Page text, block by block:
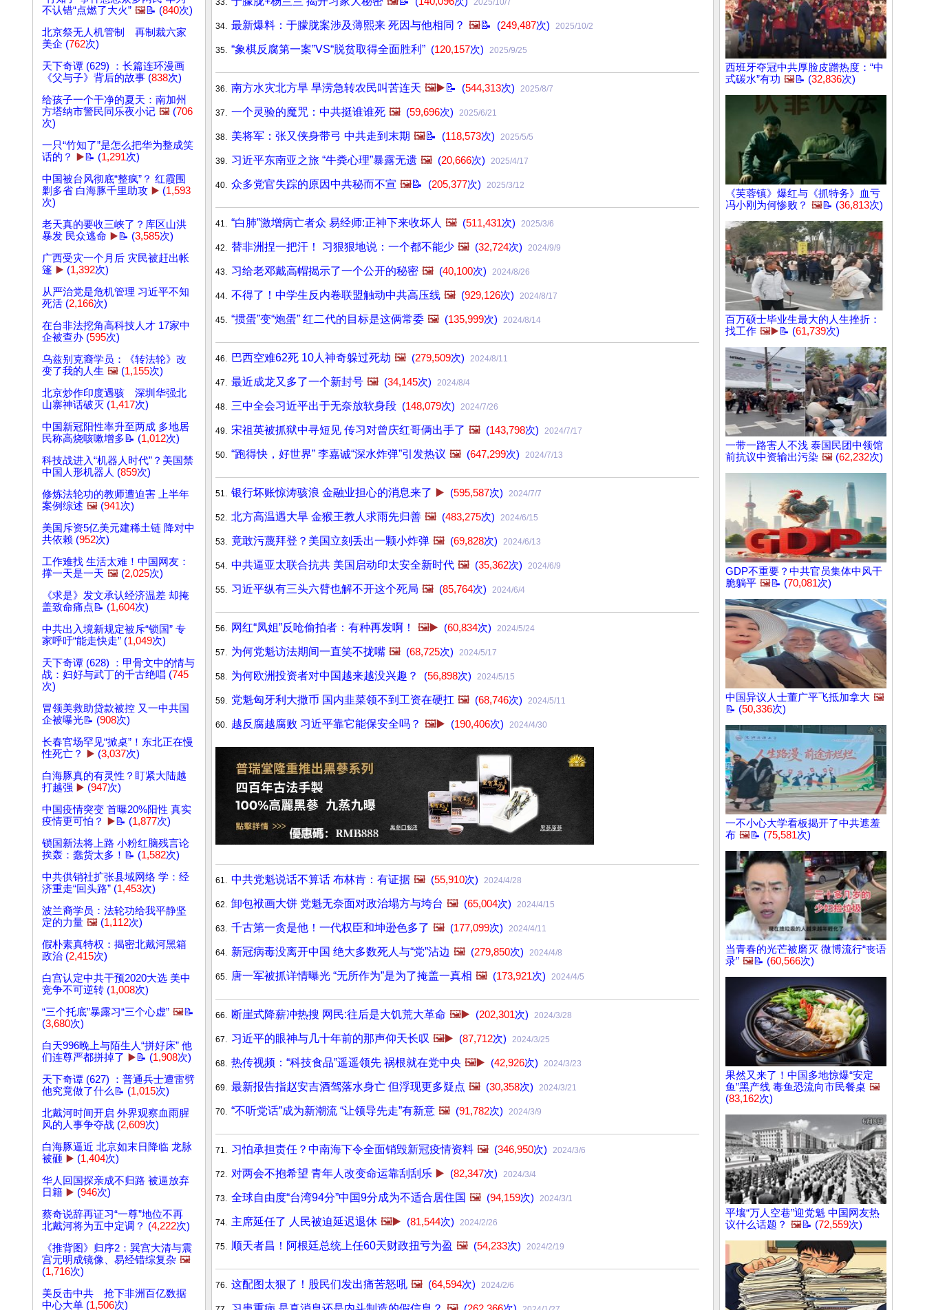
不认错“点燃了大火” 🖼️📝 (840次)
北京祭无人机管制 再制裁六家
美企 (762次)
天下奇谭 (629) ：长篇连环漫画
《父与子》背后的故事 (838次)
给孩子一个干净的夏天：南加州
方塔纳市警民同乐夜小记 🖼️ (706
次)
一只“竹知了”是怎么把华为整成笑
话的？
▶️📝 (1,291次)
中国被台风彻底“整疯”？ 红霞围
剿多省 白海豚千里助攻 ▶️ (1,593
次)
老天真的要收三峡了？库区山洪
暴发 民众逃命 ▶️📝 (3,585次)
广西受灾一个月后 灾民被赶出帐
篷 ▶️ (1,392次)
从严治党是危机管理 习近平不知
死活 (2,166次)
在台非法挖角高科技人才 17家中
企被查办 (595次)
乌兹别克裔学员：《转法轮》改
变了我的人生 🖼️ (1,155次)
北京炒作印度遇骇 深圳华强北
山寨神话破灭 (1,417次)
中国新冠阳性率升至两成 多地居
民称高烧咳嗽增多📝 (1,012次)
科技战进入“机器人时代”？美国禁
中国人形机器人 (859次)
修炼法轮功的教师遭迫害 上半年
案例综述 🖼️ (941次)
美国斥资5亿美元建稀土链 降对中
共依赖 (952次)
工作难找 生活太难！中国网友：
撑一天是一天 🖼️ (2,025次)
《求是》发文承认经济温差 却掩
盖致命痛点📝 (1,604次)
中共出入境新规定被斥“锁国” 专
家呼吁“能走快走” (1,049次)
天下奇谭 (628) ：甲骨文中的情与
战：妇好与武丁的千古绝唱 (745
次)
冒领美救助贷款被控 又一中共国
企被曝光📝 (908次)
长春官场罕见“掀桌”！东北正在慢
性死亡？
▶️ (3,037次)
白海豚真的有灵性？盯紧大陆越
打越强 ▶️ (947次)
中国疫情突变 首曝20%阳性 真实
疫情更可怕？
▶️📝 (1,877次)
锁国新法将上路 小粉红脑残言论
挨轰：蠢货太多！📝 (1,582次)
中共供销社扩张县域网络 学：经
济重走“回头路” (1,453次)
波兰裔学员：法轮功给我平静坚
定的力量 🖼️ (1,112次)
假朴素真特权：揭密北戴河黑箱
政治 (2,415次)
白宫认定中共干预2020大选 美中
竞争不可逆转 (1,008次)
“三个托底”暴露习“三个心虚” 🖼️📝
(3,680次)
白天996晚上与陌生人“拼好床” 他
们连尊严都拼掉了 ▶️📝 (1,908次)
天下奇谭 (627) ：普通兵士遭雷劈
他究竟做了什么📝 (1,015次)
北戴河时间开启 外界观察血雨腥
风的人事争夺战 (2,609次)
白海豚逼近 北京如末日降临 龙脉
被砸 ▶️ (1,404次)
华人回国探亲成不归路 被逼放弃
日籍 ▶️ (946次)
蔡奇说辞再证习“一尊”地位不再
北戴河将为五中定调？ (4,222次)
《推背图》归序2：巽宫大清与震
宫元明成镜像、易经错综复杂 🖼️
(1,716次)
美反击中共 抢下非洲百亿数据
中心大单 (1,506次)
34. 最新爆料：于朦胧案涉及薄熙来 死因与他相同？ 🖼️📝 (249,487次) 2025/10/2
35. “象棋反腐第一案”VS“脱贫取得全面胜利” (120,157次) 2025/9/25
36. 南方水灾北方旱 旱涝急转农民叫苦连天 🖼️▶️ 📝 (544,313次) 2025/8/7
37. 一个灵验的魔咒：中共挺谁谁死 🖼️ (59,696次) 2025/6/21
38. 美将军：张又侠身带弓 中共走到末期 🖼️📝 (118,573次) 2025/5/5
39. 习近平东南亚之旅 “牛粪心理”暴露无遗 🖼️ (20,666次) 2025/4/17
40. 众多党官失踪的原因中共秘而不宣 🖼️📝 (205,377次) 2025/3/12
41. “白肺”激增病亡者众 易经师:正神下来收坏人 🖼️ (511,431次) 2025/3/6
42. 替非洲捏一把汗！ 习狠狠地说：一个都不能少 🖼️ (32,724次) 2024/9/9
43. 习给老邓戴高帽揭示了一个公开的秘密 🖼️ (40,100次) 2024/8/26
44. 不得了！中学生反内卷联盟触动中共高压线 🖼️ (929,126次) 2024/8/17
45. “掼蛋”变“炮蛋” 红二代的目标是这俩常委 🖼️ (135,999次) 2024/8/14
46. 巴西空难62死 10人神奇躲过死劫 🖼️ (279,509次) 2024/8/11
47. 最近成龙又多了一个新封号 🖼️ (34,145次) 2024/8/4
48. 三中全会习近平出于无奈放软身段 (148,079次) 2024/7/26
49. 宋祖英被抓狱中寻短见 传习对曾庆红哥俩出手了 🖼️ (143,798次) 2024/7/17
50. “跑得快，好世界” 李嘉诚“深水炸弹”引发热议 🖼️ (647,299次) 2024/7/13
51. 银行坏账惊涛骇浪 金融业担心的消息来了 ▶️ (595,587次) 2024/7/7
52. 北方高温遇大旱 金猴王教人求雨先归善 🖼️ (483,275次) 2024/6/15
53. 竟敢污蔑拜登？美国立刻丢出一颗小炸弹 🖼️ (69,828次) 2024/6/13
54. 中共逼亚太联合抗共 美国启动印太安全新时代 🖼️ (35,362次) 2024/6/9
55. 习近平纵有三头六臂也解不开这个死局 🖼️ (85,764次) 2024/6/4
56. 网红“凤姐”反呛偷拍者：有种再发啊！ 🖼️▶️ (60,834次) 2024/5/24
57. 为何党魁访法期间一直笑不拢嘴 🖼️ (68,725次) 2024/5/17
58. 为何欧洲投资者对中国越来越没兴趣？ (56,898次) 2024/5/15
59. 党魁匈牙利大撒币 国内韭菜领不到工资在硬扛 🖼️ (68,746次) 2024/5/11
60. 越反腐越腐败 习近平靠它能保安全吗？ 🖼️▶️ (190,406次) 2024/4/30
61. 中共党魁说话不算话 布林肯：有证据 🖼️ (55,910次) 2024/4/28
62. 卸包袱画大饼 党魁无奈面对政治塌方与垮台 🖼️ (65,004次) 2024/4/15
63. 千古第一贪是他！一代权臣和坤逊色多了 🖼️ (177,099次) 2024/4/11
64. 新冠病毒没离开中国 绝大多数死人与“党”沾边 🖼️ (279,850次) 2024/4/8
65. 唐一军被抓详情曝光 “无所作为”是为了掩盖一真相 🖼️ (173,921次) 2024/4/5
66. 断崖式降薪冲热搜 网民:往后是大饥荒大革命 🖼️▶️ (202,301次) 2024/3/28
67. 习近平的眼神与几十年前的那声仰天长叹 🖼️▶️ (87,712次) 2024/3/25
68. 热传视频：“科技食品”遥遥领先 祸根就在党中央 🖼️▶️ (42,926次) 2024/3/23
69. 最新报告指赵安吉酒驾落水身亡 但浮现更多疑点 🖼️ (30,358次) 2024/3/21
70. “不听党话”成为新潮流 “让领导先走”有新意 🖼️ (91,782次) 2024/3/9
71. 习怕承担责任？中南海下令全面销毁新冠疫情资料 🖼️ (346,950次) 2024/3/6
72. 对两会不抱希望 青年人改变命运靠刮刮乐 ▶️ (82,347次) 2024/3/4
73. 全球自由度“台湾94分”中国9分成为不适合居住国 🖼️ (94,159次) 2024/3/1
74. 主席延任了 人民被迫延迟退休 🖼️▶️ (81,544次) 2024/2/26
75. 顺天者昌！阿根廷总统上任60天财政扭亏为盈 🖼️ (54,233次) 2024/2/19
76. 这配图太狠了！股民们发出痛苦怒吼 🖼️ (64,594次) 2024/2/6
西班牙夺冠中共厚脸皮蹭热度：“中
式碳水”有功 🖼️📝 (32,836次)
《芙蓉镇》爆红与《抓特务》血亏
冯小刚为何惨败？ 🖼️📝 (36,813次)
百万硕士毕业生最大的人生挫折：
找工作 🖼️▶️📝 (61,739次)
一带一路害人不浅 泰国民团中领馆
前抗议中资输出污染 🖼️ (62,232次)
GDP不重要？中共官员集体中风干
脆躺平 🖼️📝 (70,081次)
中国异议人士董广平飞抵加拿大 🖼️
📝 (50,336次)
一不小心大学看板揭开了中共遮羞
布 🖼️📝 (75,581次)
当青春的光芒被磨灭 微博流行“丧语
录” 🖼️📝 (60,566次)
果然又来了！中国多地惊爆“安定
鱼”黑产线 毒鱼恐流向市民餐桌 🖼️
(83,162次)
平壤“万人空巷”迎党魁 中国网友热
议什么话题？ 🖼️📝 (72,559次)